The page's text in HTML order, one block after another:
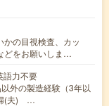
の目視検査、カッ
どをお願いしま…
語力不要
外の製造経験（3年以
婦(夫) …